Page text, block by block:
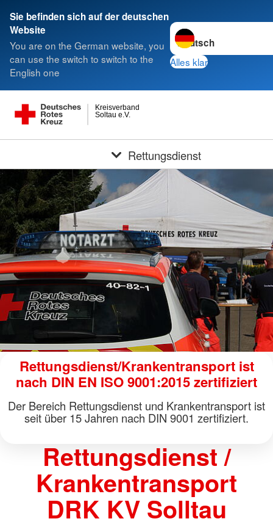
Sie befinden sich auf der deutschen
Website
You are on the German website, you
can use the switch to switch to the
English one
Sprache wechseln zu
Alles klar
Soltau e.V.
Kreisverband
Rettungsdienst
Rettungsdienst/Krankentransport ist
nach DIN EN ISO 9001:2015 zertifiziert
Der Bereich Rettungsdienst und Krankentransport ist
seit über 15 Jahren nach DIN 9001 zertifiziert.
Rettungsdienst /
Krankentransport
DRK KV Solltau